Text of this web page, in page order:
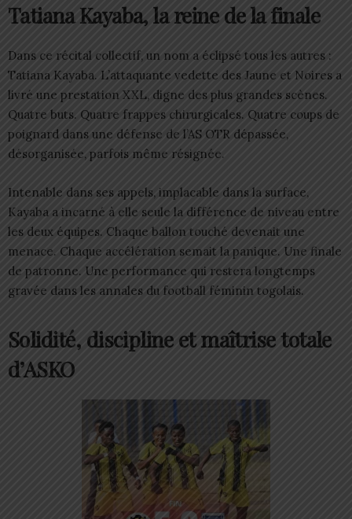
Tatiana Kayaba, la reine de la finale
Dans ce récital collectif, un nom a éclipsé tous les autres :
Tatiana Kayaba. L’attaquante vedette des Jaune et Noires a
livré une prestation XXL, digne des plus grandes scènes.
Quatre buts. Quatre frappes chirurgicales. Quatre coups de
poignard dans une défense de l’AS OTR dépassée,
désorganisée, parfois même résignée.
Intenable dans ses appels, implacable dans la surface,
Kayaba a incarné à elle seule la différence de niveau entre
les deux équipes. Chaque ballon touché devenait une
menace. Chaque accélération semait la panique. Une finale
de patronne. Une performance qui restera longtemps
gravée dans les annales du football féminin togolais.
Solidité, discipline et maîtrise totale
d’ASKO